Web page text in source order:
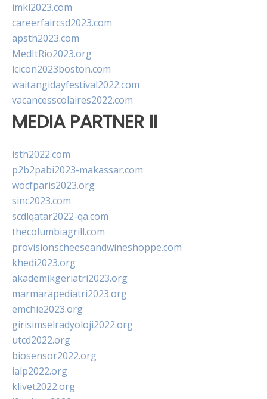
imkl2023.com
careerfaircsd2023.com
apsth2023.com
MedItRio2023.org
lcicon2023boston.com
waitangidayfestival2022.com
vacancesscolaires2022.com
MEDIA PARTNER II
isth2022.com
p2b2pabi2023-makassar.com
wocfparis2023.org
sinc2023.com
scdlqatar2022-qa.com
thecolumbiagrill.com
provisionscheeseandwineshoppe.com
khedi2023.org
akademikgeriatri2023.org
marmarapediatri2023.org
emchie2023.org
girisimselradyoloji2022.org
utcd2022.org
biosensor2022.org
ialp2022.org
klivet2022.org